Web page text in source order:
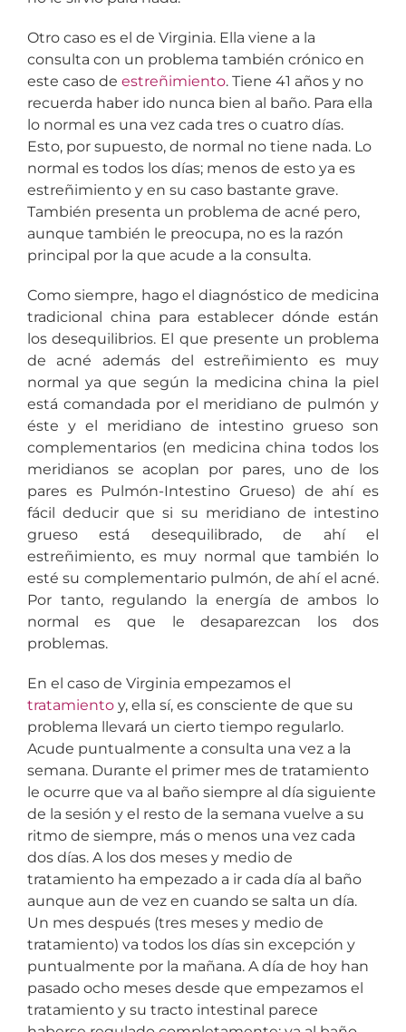
Otro caso es el de Virginia. Ella viene a la
consulta con un problema también crónico en
este caso de estreñimiento. Tiene 41 años y no
recuerda haber ido nunca bien al baño. Para ella
lo normal es una vez cada tres o cuatro días.
Esto, por supuesto, de normal no tiene nada. Lo
normal es todos los días; menos de esto ya es
estreñimiento y en su caso bastante grave.
También presenta un problema de acné pero,
aunque también le preocupa, no es la razón
principal por la que acude a la consulta.
Como siempre, hago el diagnóstico de medicina
tradicional china para establecer dónde están
los desequilibrios. El que presente un problema
de acné además del estreñimiento es muy
normal ya que según la medicina china la piel
está comandada por el meridiano de pulmón y
éste y el meridiano de intestino grueso son
complementarios (en medicina china todos los
meridianos se acoplan por pares, uno de los
pares es Pulmón-Intestino Grueso) de ahí es
fácil deducir que si su meridiano de intestino
grueso está desequilibrado, de ahí el
estreñimiento, es muy normal que también lo
esté su complementario pulmón, de ahí el acné.
Por tanto, regulando la energía de ambos lo
normal es que le desaparezcan los dos
problemas.
En el caso de Virginia empezamos el
tratamientoy, ella sí, es consciente de que su
problema llevará un cierto tiempo regularlo.
Acude puntualmente a consulta una vez a la
semana. Durante el primer mes de tratamiento
le ocurre que va al baño siempre al día siguiente
de la sesión y el resto de la semana vuelve a su
ritmo de siempre, más o menos una vez cada
dos días. A los dos meses y medio de
tratamiento ha empezado a ir cada día al baño
aunque aun de vez en cuando se salta un día.
Un mes después (tres meses y medio de
tratamiento) va todos los días sin excepción y
puntualmente por la mañana. A día de hoy han
pasado ocho meses desde que empezamos el
tratamiento y su tracto intestinal parece